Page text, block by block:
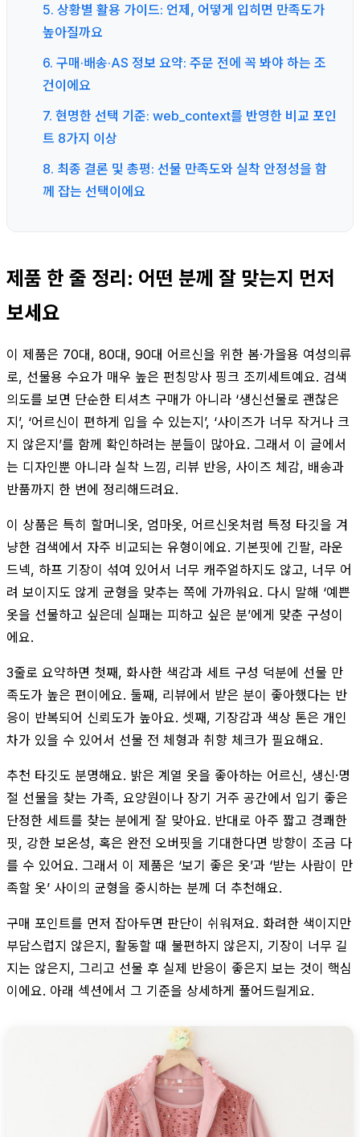
5. 상황별 활용 가이드: 언제, 어떻게 입히면 만족도가
높아질까요
6. 구매·배송·AS 정보 요약: 주문 전에 꼭 봐야 하는 조
건이에요
7. 현명한 선택 기준: web_context를 반영한 비교 포인
트 8가지 이상
8. 최종 결론 및 총평: 선물 만족도와 실착 안정성을 함
께 잡는 선택이에요
제품 한 줄 정리: 어떤 분께 잘 맞는지 먼저
보세요
이 제품은 70대, 80대, 90대 어르신을 위한 봄·가을용 여성의류
로, 선물용 수요가 매우 높은 펀칭망사 핑크 조끼세트예요. 검색
의도를 보면 단순한 티셔츠 구매가 아니라 ‘생신선물로 괜찮은
지’, ‘어르신이 편하게 입을 수 있는지’, ‘사이즈가 너무 작거나 크
지 않은지’를 함께 확인하려는 분들이 많아요. 그래서 이 글에서
는 디자인뿐 아니라 실착 느낌, 리뷰 반응, 사이즈 체감, 배송과
반품까지 한 번에 정리해드려요.
이 상품은 특히 할머니옷, 엄마옷, 어르신옷처럼 특정 타깃을 겨
냥한 검색에서 자주 비교되는 유형이에요. 기본핏에 긴팔, 라운
드넥, 하프 기장이 섞여 있어서 너무 캐주얼하지도 않고, 너무 어
려 보이지도 않게 균형을 맞추는 쪽에 가까워요. 다시 말해 ‘예쁜
옷을 선물하고 싶은데 실패는 피하고 싶은 분’에게 맞춘 구성이
에요.
3줄로 요약하면 첫째, 화사한 색감과 세트 구성 덕분에 선물 만
족도가 높은 편이에요. 둘째, 리뷰에서 받은 분이 좋아했다는 반
응이 반복되어 신뢰도가 높아요. 셋째, 기장감과 색상 톤은 개인
차가 있을 수 있어서 선물 전 체형과 취향 체크가 필요해요.
추천 타깃도 분명해요. 밝은 계열 옷을 좋아하는 어르신, 생신·명
절 선물을 찾는 가족, 요양원이나 장기 거주 공간에서 입기 좋은
단정한 세트를 찾는 분에게 잘 맞아요. 반대로 아주 짧고 경쾌한
핏, 강한 보온성, 혹은 완전 오버핏을 기대한다면 방향이 조금 다
를 수 있어요. 그래서 이 제품은 ‘보기 좋은 옷’과 ‘받는 사람이 만
족할 옷’ 사이의 균형을 중시하는 분께 더 추천해요.
구매 포인트를 먼저 잡아두면 판단이 쉬워져요. 화려한 색이지만
부담스럽지 않은지, 활동할 때 불편하지 않은지, 기장이 너무 길
지는 않은지, 그리고 선물 후 실제 반응이 좋은지 보는 것이 핵심
이에요. 아래 섹션에서 그 기준을 상세하게 풀어드릴게요.